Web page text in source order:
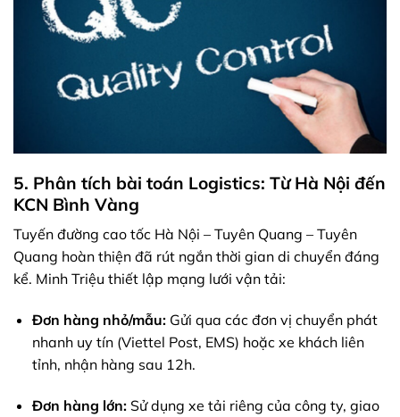
5. Phân tích bài toán Logistics: Từ Hà Nội đến
KCN Bình Vàng
Tuyến đường cao tốc Hà Nội – Tuyên Quang – Tuyên
Quang hoàn thiện đã rút ngắn thời gian di chuyển đáng
kể. Minh Triệu thiết lập mạng lưới vận tải:
Đơn hàng nhỏ/mẫu:Gửi qua các đơn vị chuyển phát
nhanh uy tín (Viettel Post, EMS) hoặc xe khách liên
tỉnh, nhận hàng sau 12h.
Đơn hàng lớn:Sử dụng xe tải riêng của công ty, giao